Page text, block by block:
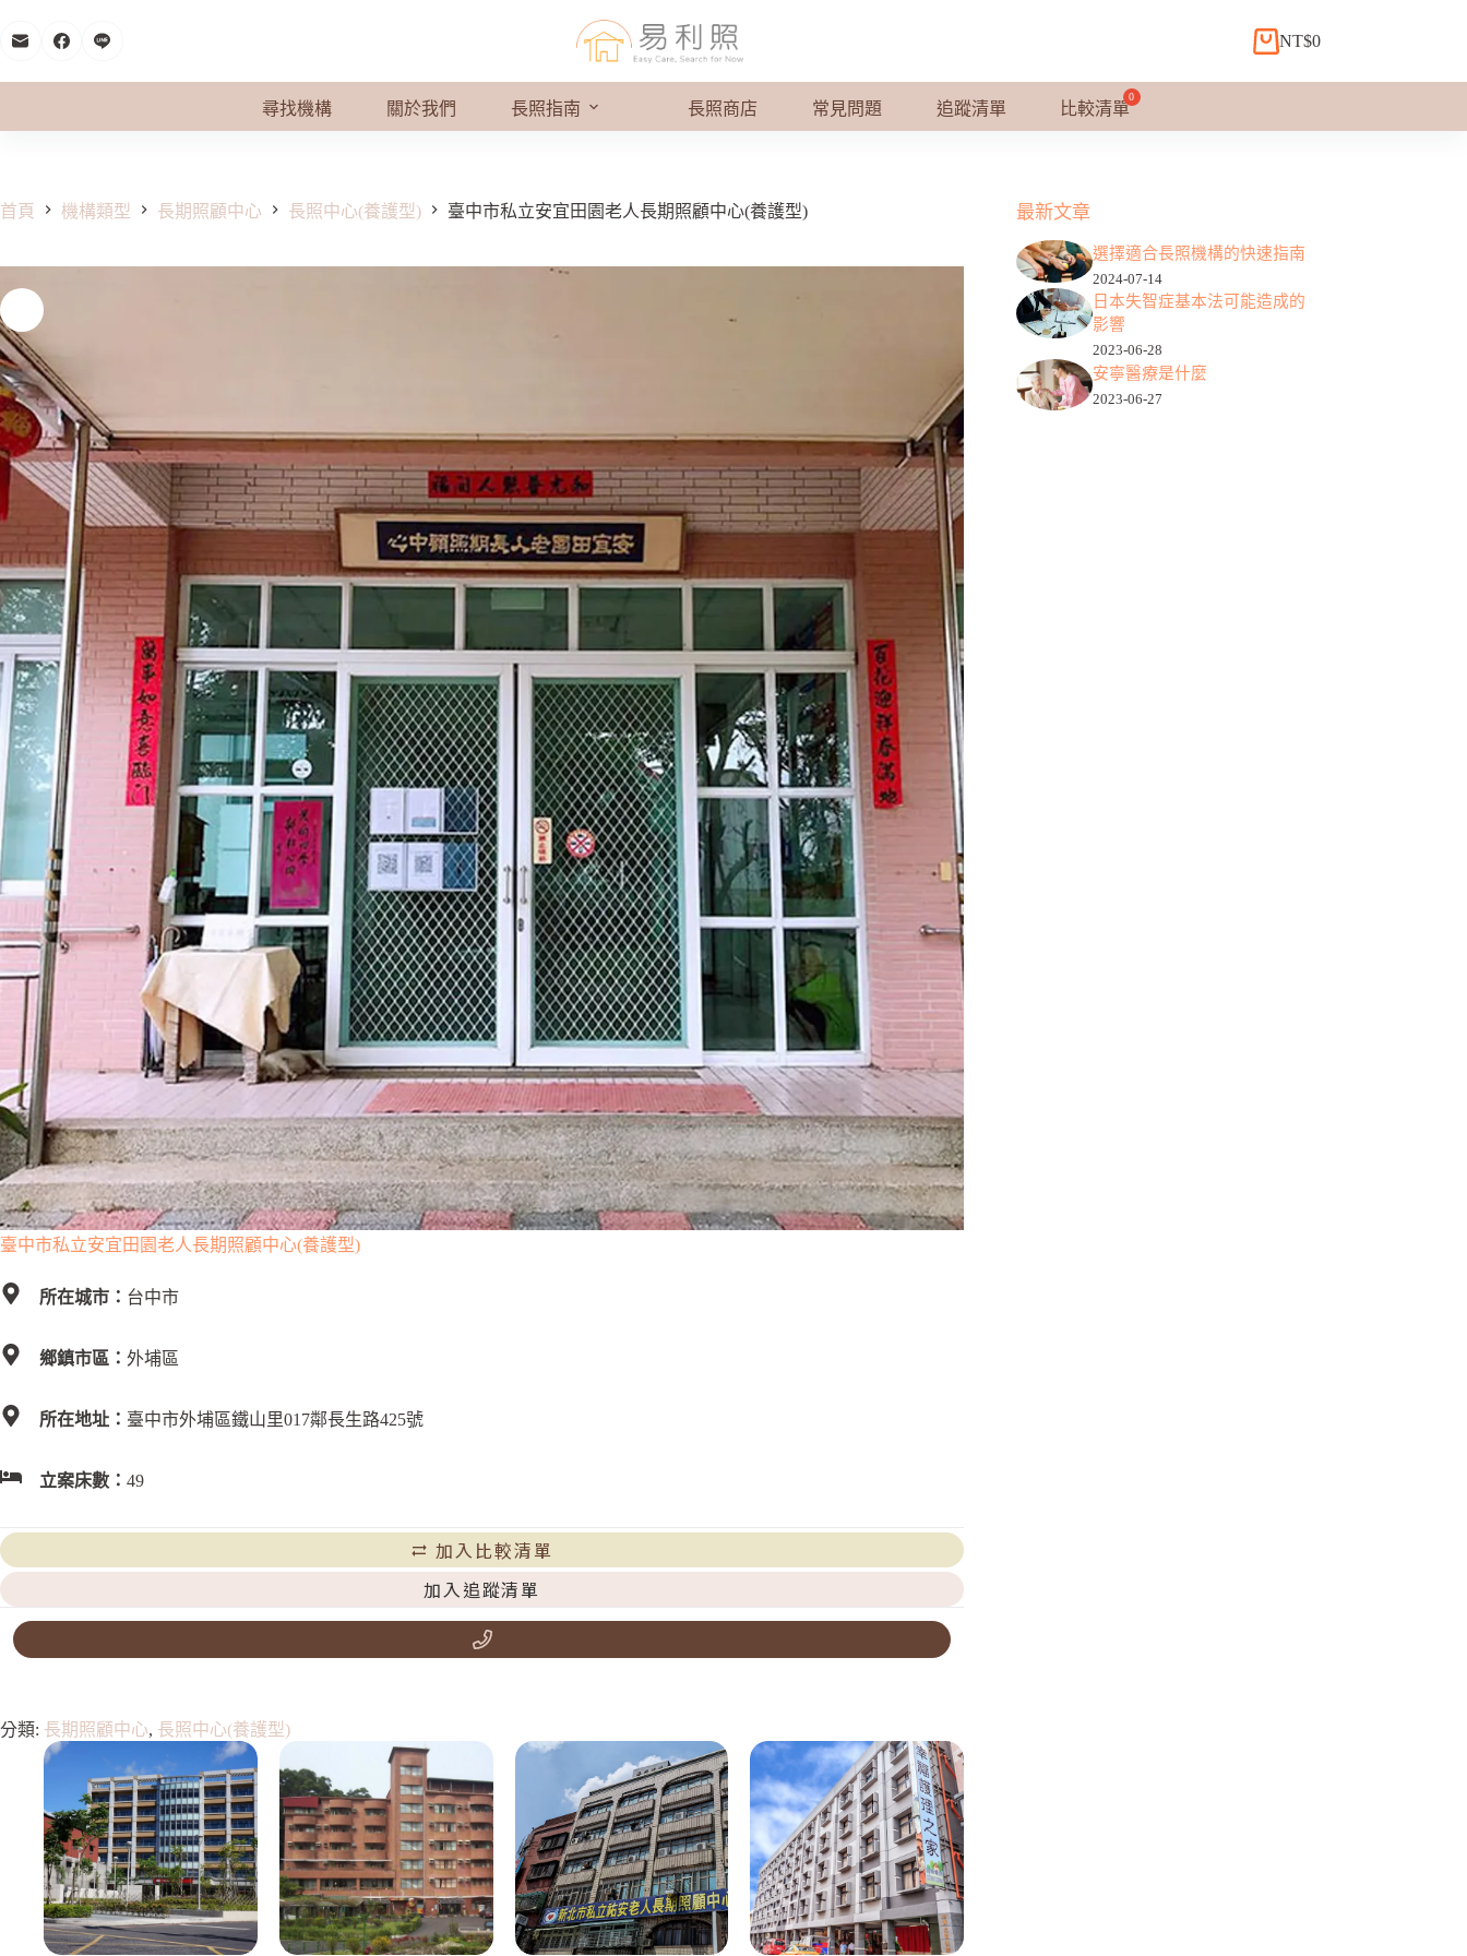
至
購
物
NT$0
尋找機構 關於我們 長照指南 長照商店 常見問題 追蹤清單 比較清單
首頁 機構類型 長期照顧中心 長照中心(養護型) 臺中市私立安宜田園老人長期照顧中心(養護型)
臺中市私立安宜田園老人長期照顧中心(養護型)
所在城市： 台中市
鄉鎮市區： 外埔區
所在地址： 臺中市外埔區鐵山里017鄰長生路425號
立案床數： 49
加入比較清單
加入追蹤清單
分類: 長期照顧中心, 長照中心(養護型)
最新文章
選擇適合長照機構的快速指南
2024-07-14
日本失智症基本法可能造成的
影響
2023-06-28
安寧醫療是什麼
2023-06-27